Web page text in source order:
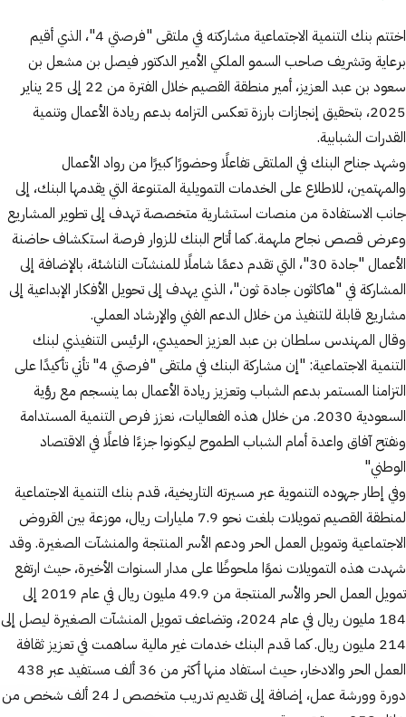
اختتم بنك التنمية الاجتماعية مشاركته في ملتقى "فرصتي 4"، الذي أقيم
برعاية وتشريف صاحب السمو الملكي الأمير الدكتور فيصل بن مشعل بن
سعود بن عبد العزيز، أمير منطقة القصيم خلال الفترة من 22 إلى 25 يناير
2025، بتحقيق إنجازات بارزة تعكس التزامه بدعم ريادة الأعمال وتنمية
القدرات الشبابية.
وشهد جناح البنك في الملتقى تفاعلًا وحضورًا كبيرًا من رواد الأعمال
والمهتمين، للاطلاع على الخدمات التمويلية المتنوعة التي يقدمها البنك، إلى
جانب الاستفادة من منصات استشارية متخصصة تهدف إلى تطوير المشاريع
وعرض قصص نجاح ملهمة. كما أتاح البنك للزوار فرصة استكشاف حاضنة
الأعمال "جادة 30"، التي تقدم دعمًا شاملًا للمنشآت الناشئة، بالإضافة إلى
المشاركة في "هاكاثون جادة ثون"، الذي يهدف إلى تحويل الأفكار الإبداعية إلى
مشاريع قابلة للتنفيذ من خلال الدعم الفني والإرشاد العملي.
وقال المهندس سلطان بن عبد العزيز الحميدي، الرئيس التنفيذي لبنك
التنمية الاجتماعية: "إن مشاركة البنك في ملتقى "فرصتي 4" تأتي تأكيدًا على
التزامنا المستمر بدعم الشباب وتعزيز ريادة الأعمال بما ينسجم مع رؤية
السعودية 2030. من خلال هذه الفعاليات، نعزز فرص التنمية المستدامة
ونفتح آفاق واعدة أمام الشباب الطموح ليكونوا جزءًا فاعلًا في الاقتصاد
الوطني"
وفي إطار جهوده التنموية عبر مسيرته التاريخية، قدم بنك التنمية الاجتماعية
لمنطقة القصيم تمويلات بلغت نحو 7.9 مليارات ريال، موزعة بين القروض
الاجتماعية وتمويل العمل الحر ودعم الأسر المنتجة والمنشآت الصغيرة. وقد
شهدت هذه التمويلات نموًا ملحوظًا على مدار السنوات الأخيرة، حيث ارتفع
تمويل العمل الحر والأسر المنتجة من 49.9 مليون ريال في عام 2019 إلى
184 مليون ريال في عام 2024، وتضاعف تمويل المنشآت الصغيرة ليصل إلى
214 مليون ريال. كما قدم البنك خدمات غير مالية ساهمت في تعزيز ثقافة
العمل الحر والادخار، حيث استفاد منها أكثر من 36 ألف مستفيد عبر 438
دورة وورشة عمل، إضافة إلى تقديم تدريب متخصص لـ 24 ألف شخص من